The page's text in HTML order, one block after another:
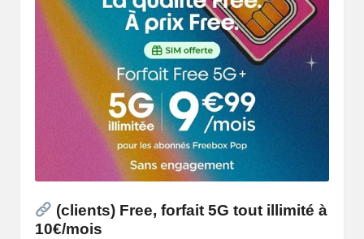
(clients) Free, forfait 5G tout illimité à
10€/mois